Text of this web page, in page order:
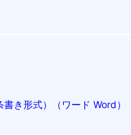
き形式）（ワード Word）